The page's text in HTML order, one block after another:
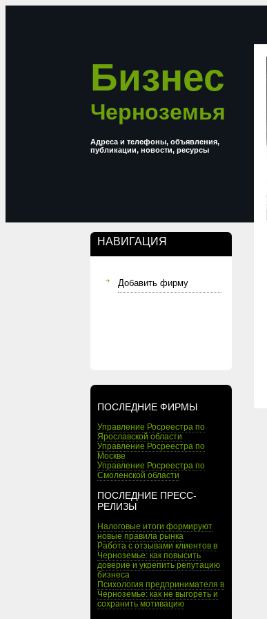
Бизнес
Черноземья
Адреса и телефоны, объявления,
публикации, новости, ресурсы
НАВИГАЦИЯ
Добавить фирму
ПОСЛЕДНИЕ ФИРМЫ
Управление Росреестра по
Ярославской области
Управление Росреестра по
Москве
Управление Росреестра по
Смоленской области
ПОСЛЕДНИЕ ПРЕСС-
РЕЛИЗЫ
Налоговые итоги формируют
новые правила рынка
Работа с отзывами клиентов в
Черноземье: как повысить
доверие и укрепить репутацию
бизнеса
Психология предпринимателя в
Черноземье: как не выгореть и
сохранить мотивацию